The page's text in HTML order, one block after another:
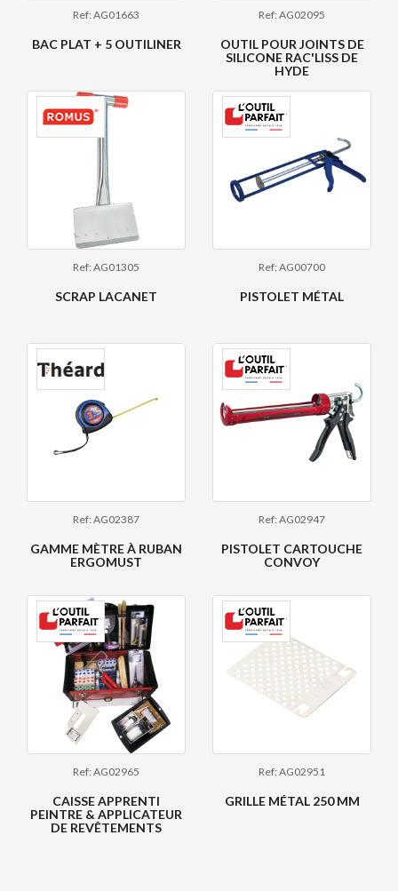
Ref: AG01663
BAC PLAT + 5 OUTILINER
Ref: AG02095
OUTIL POUR JOINTS DE
SILICONE RAC'LISS DE
HYDE
Ref: AG01305
SCRAP LACANET
Ref: AG00700
PISTOLET MÉTAL
Ref: AG02387
GAMME MÈTRE À RUBAN
ERGOMUST
Ref: AG02947
PISTOLET CARTOUCHE
CONVOY
Ref: AG02965
CAISSE APPRENTI
PEINTRE & APPLICATEUR
DE REVÊTEMENTS
Ref: AG02951
GRILLE MÉTAL 250 MM